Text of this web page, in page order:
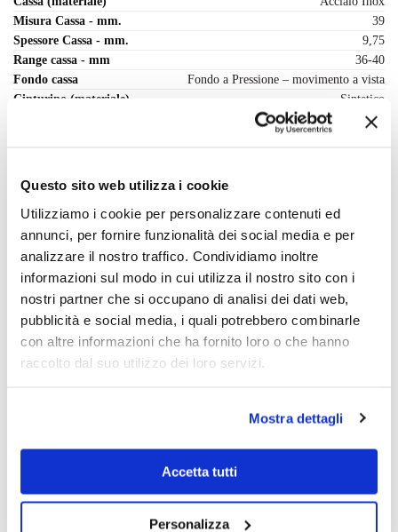
Questo sito web utilizza i cookie
Utilizziamo i cookie per personalizzare contenuti ed
annunci, per fornire funzionalità dei social media e per
analizzare il nostro traffico. Condividiamo inoltre
informazioni sul modo in cui utilizza il nostro sito con i
nostri partner che si occupano di analisi dei dati web,
pubblicità e social media, i quali potrebbero combinarle
con altre informazioni che ha fornito loro o che hanno
raccolto dal suo utilizzo dei loro servizi.
Mostra dettagli
Accetta tutti
Personalizza
Misura Cassa - mm.
39
Spessore Cassa - mm.
9,75
Range cassa - mm
36-40
Fondo cassa
Fondo a Pressione – movimento a vista
Cinturino (materiale)
Sintetico
Fibbia classica
Recensioni
Ancora non ci sono recensioni.
Solamente clienti che hanno effettuato l'accesso ed hanno acquistato
questo prodotto possono lasciare una recensione.
Informazioni tecniche
Guida batterie per orologi